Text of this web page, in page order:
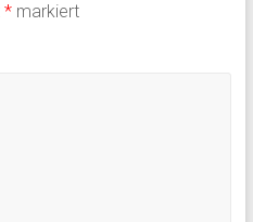
*markiert